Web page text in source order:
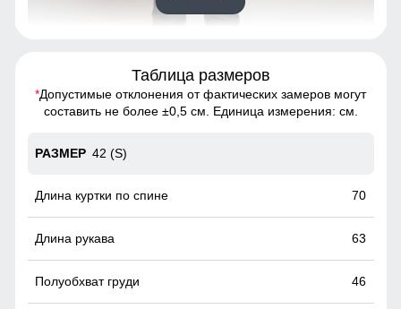
Благодаря универсальной посадке костюм, подойдет
девушкам и женщинам с различным типом фигур.
Снегозащитная юбка на кнопках
Без этого элемента сегодня не обходится практически ни
одна горнолыжная куртка. Это прекрасная защита от
специальные силиконовые полосы, так она лучше
фиксируется на горнолыжном полукомбинезоне
Таблица размеров
*Допустимые отклонения от фактических замеров могут
составить не более ±0,5 см. Единица измерения: см.
42 (S)
70
63
46